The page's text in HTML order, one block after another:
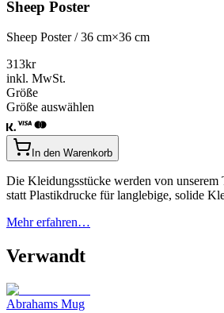
Sheep Poster
Sheep Poster / 36 cm×36 cm
313kr
inkl. MwSt.
Größe
Größe auswählen
In den Warenkorb
Die Kleidungsstücke werden von
statt Plastikdrucke für langlebige, solide
Mehr erfahren…
Verwandt
Abrahams Mug